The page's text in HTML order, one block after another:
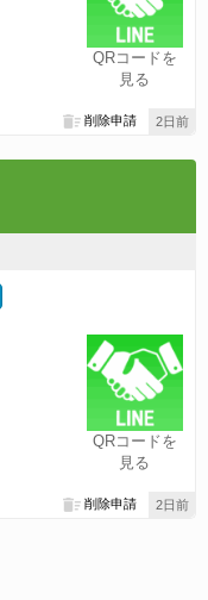
QRコードを
見る
2日前
削除申請
QRコードを
見る
2日前
削除申請